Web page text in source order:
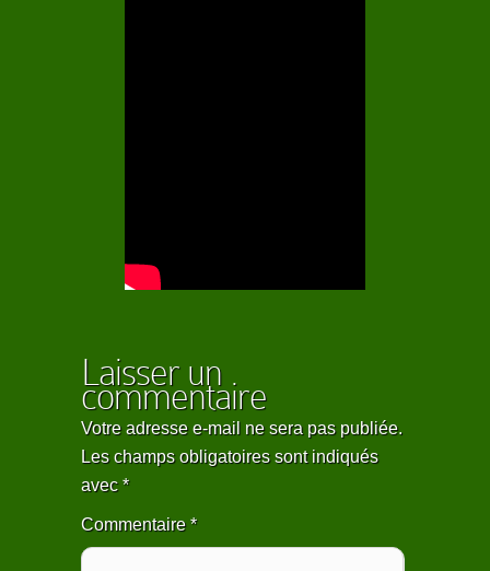
Laisser un
commentaire
Votre adresse e-mail ne sera pas publiée.
Les champs obligatoires sont indiqués
avec*
Commentaire *